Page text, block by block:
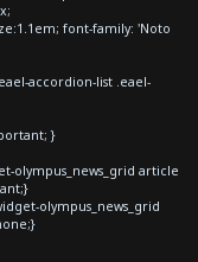
font-family: 'Noto
accordion-list .eael-
}
olympus_news_grid article
olympus_news_grid